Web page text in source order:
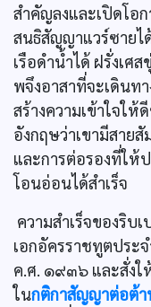
สำคัญลงและเปิดโอ
สนธิสัญญาแวร์ซายได้
เรือดำนํ้าได้ ฝรั่งเศ
พจึงอาสาที่จะเดินทา
สร้างความเข้าใจให้
อังกฤษว่าเขามีสาย
และการต่อรองที่ให้
โอนอ่อนได้สำเร็จ
ความสำเร็จของริบ
เอกอัครราชทูตประ
ค.ศ. ๑๙๓๖ และสั่งใ
ในกติกาสัญญาต่อต้า